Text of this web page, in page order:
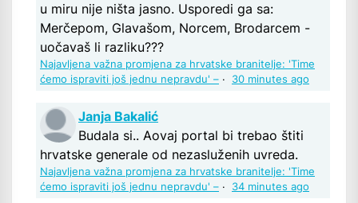
u miru nije ništa jasno. Usporedi ga sa:
Merčepom, Glavašom, Norcem, Brodarcem -
uočavaš li razliku???
Najavljena važna promjena za hrvatske branitelje: 'Time
ćemo ispraviti još jednu nepravdu' – · 30 minutes ago
Janja Bakalić
Budala si.. Aovaj portal bi trebao štiti
hrvatske generale od nezasluženih uvreda.
Najavljena važna promjena za hrvatske branitelje: 'Time
ćemo ispraviti još jednu nepravdu' – · 34 minutes ago